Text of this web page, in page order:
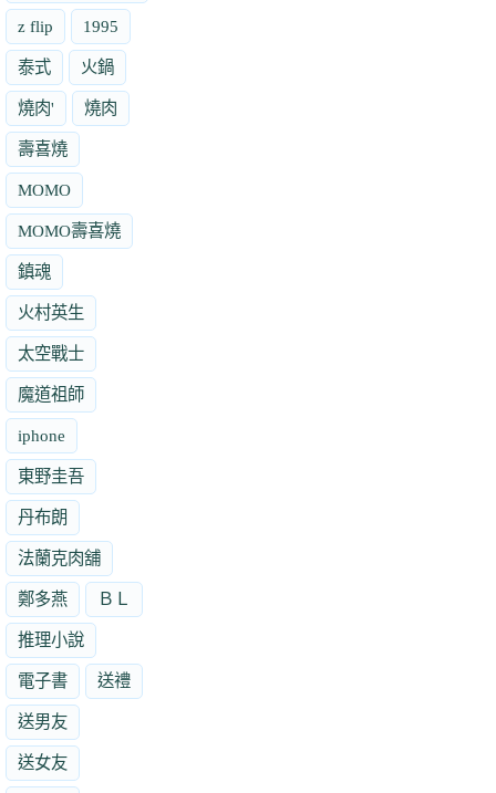
z flip 1995
泰式 火鍋
燒肉' 燒肉
壽喜燒
MOMO
MOMO壽喜燒
鎮魂
火村英生
太空戰士
魔道祖師
iphone
東野圭吾
丹布朗
法蘭克肉舖
鄭多燕 ＢＬ
推理小說
電子書 送禮
送男友
送女友